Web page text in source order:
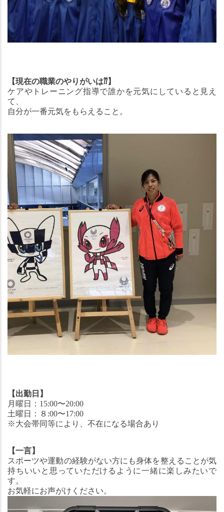
【現在の職業のやりがいは⁇】
ケアやトレーニング指導で誰かを元気にしていると見え
て、
自分が一番元気をもらえること。
【出勤日】
月曜日：15:00〜20:00
土曜日：８:00〜17:00
※大会帯同等により、不在になる場合あり
【一言】
スポーツや運動の経験がない方にも身体を整えることが気
持ちいいと思っていただけるように一緒に楽しみたいで
す。
お気軽にお声がけください。